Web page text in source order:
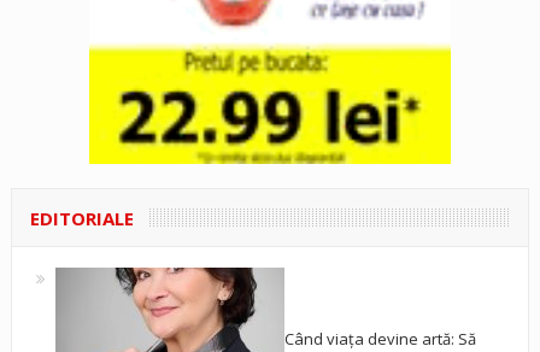
EDITORIALE
Când viața devine artă: Să